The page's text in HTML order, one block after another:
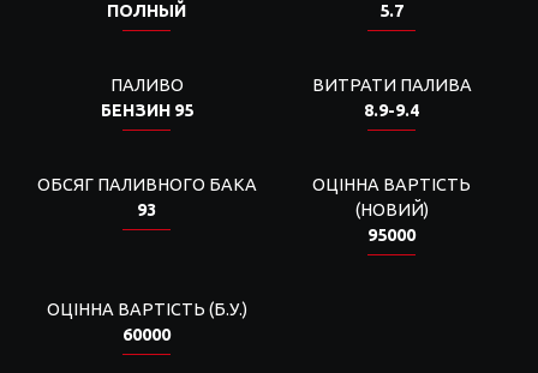
ПОЛНЫЙ
5.7
ПАЛИВО
БЕНЗИН 95
ВИТРАТИ ПАЛИВА
8.9-9.4
ОБСЯГ ПАЛИВНОГО БАКА
93
ОЦІННА ВАРТІСТЬ
(НОВИЙ)
95000
ОЦІННА ВАРТІСТЬ (Б.У.)
60000